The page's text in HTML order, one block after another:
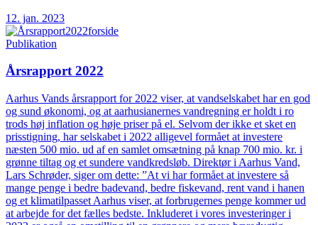
12. jan. 2023
Publikation
Årsrapport 2022
Aarhus Vands årsrapport for 2022 viser, at vandselskabet har en god
og sund økonomi, og at aarhusianernes vandregning er holdt i ro
trods høj inflation og høje priser på el. Selvom der ikke et sket en
prisstigning, har selskabet i 2022 alligevel formået at investere
næsten 500 mio. ud af en samlet omsætning på knap 700 mio. kr. i
grønne tiltag og et sundere vandkredsløb. Direktør i Aarhus Vand,
Lars Schrøder, siger om dette: ”At vi har formået at investere så
mange penge i bedre badevand, bedre fiskevand, rent vand i hanen
og et klimatilpasset Aarhus viser, at forbrugernes penge kommer ud
at arbejde for det fælles bedste. Inkluderet i vores investeringer i